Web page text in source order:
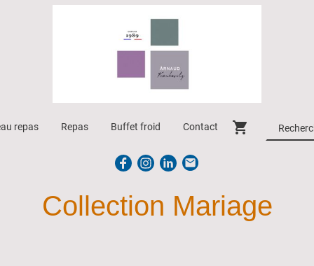
repas Repas Buffet froid Contact
Collection Mariage